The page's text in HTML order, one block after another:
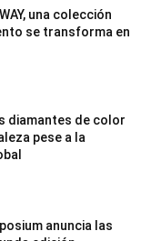
una colección
se transforma en
diamantes de color
pese a la
anuncia las